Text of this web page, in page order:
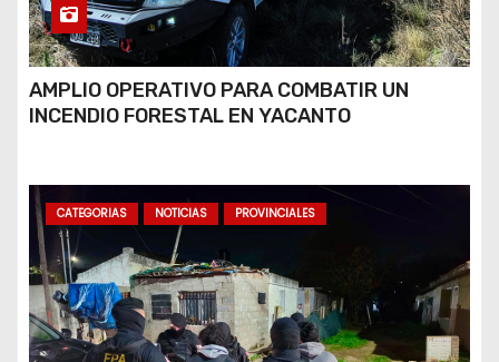
AMPLIO OPERATIVO PARA COMBATIR UN
INCENDIO FORESTAL EN YACANTO
CATEGORIAS NOTICIAS PROVINCIALES